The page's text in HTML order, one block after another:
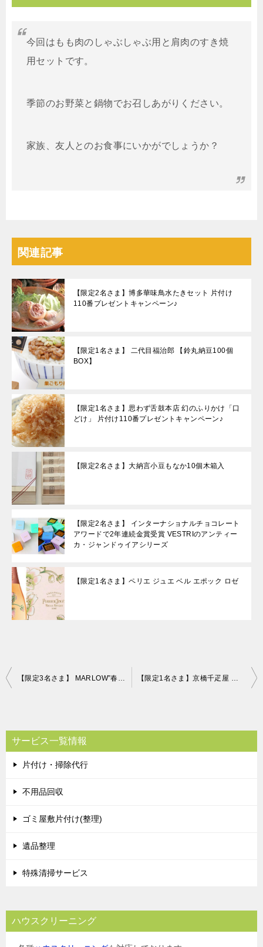
今回はもも肉のしゃぶしゃぶ用と肩肉のすき焼
用セットです。
季節のお野菜と鍋物でお召しあがりください。
家族、友人とのお食事にいかがでしょうか？
関連記事
【限定2名さま】博多華味鳥水たきセット 片付け
110番プレゼントキャンペーン♪
【限定1名さま】 二代目福治郎 【鈴丸納豆100個
BOX】
【限定1名さま】思わず舌鼓本店 幻のふりかけ「口
どけ」 片付け110番プレゼントキャンペーン♪
【限定2名さま】大納言小豆もなか10個木箱入
【限定2名さま】 インターナショナルチョコレート
アワードで2年連続金賞受賞 VESTRIのアンティー
カ・ジャンドゥイアシリーズ
【限定1名さま】ペリエ ジュエ ベル エポック ロゼ
投
ビ
ゲ
ー
シ
【限定3名さま】 MARLOW”春のギフトセット「紅白プリン＆ケーキセット」” 片付け110番プレゼントキャンペーン！！ 【限定1名さま】京橋千疋屋 アイスクリーム・シャーベットセット（9個入） 片付け110番プレゼントキャンペーン！！
サービス一覧情報
片付け・掃除代行
不用品回収
ゴミ屋敷片付け(整理)
遺品整理
特殊清掃サービス
ハウスクリーニング